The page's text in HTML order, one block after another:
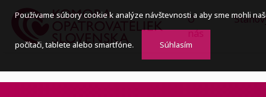
Používame súbory cookie k analýze návštevnosti a aby sme mohli
počítači, tablete alebo smartfóne. Súhlasím
O
nás